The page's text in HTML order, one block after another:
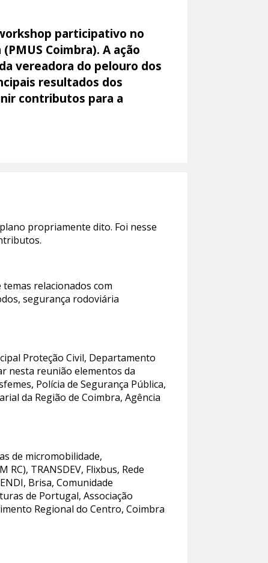
participativo no
Coimbra). A ação
vereadora do pelouro dos
resultados dos
contributos para a
propriamente dito. Foi nesse
relacionados com
segurança rodoviária
Proteção Civil, Departamento
nesta reunião elementos da
Polícia de Segurança Pública,
da Região de Coimbra, Agência
de micromobilidade,
TRANSDEV, Flixbus, Rede
Brisa, Comunidade
de Portugal, Associação
Regional do Centro, Coimbra